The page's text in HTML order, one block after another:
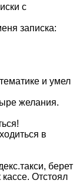
с
записка:
и умел
желания.
в
берет
Отстоял